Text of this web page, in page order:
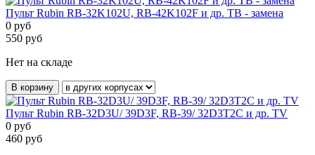
Пульт Rubin RB-32K102U, RB-42K102F и др. ТВ - замена
0 руб
550 руб
Нет на складе
В корзину
Пульт Rubin RB-32D3U/ 39D3F, RB-39/ 32D3T2C и др. TV
0 руб
460 руб